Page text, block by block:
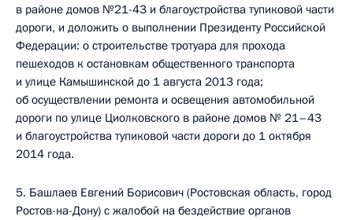
в районе домов №21-43 и благоустройства тупиковой части
дороги, и доложить о выполнении Президенту Российской
Федерации: о строительстве тротуара для прохода
пешеходов к остановкам общественного транспорта
и улице Камышинской до 1 августа 2013 года;
об осуществлении ремонта и освещения автомобильной
дороги по улице Циолковского в районе домов № 21–43
и благоустройства тупиковой части дороги до 1 октября
2014 года.
5. Башлаев Евгений Борисович (Ростовская область, город
Ростов-на-Дону) с жалобой на бездействие органов